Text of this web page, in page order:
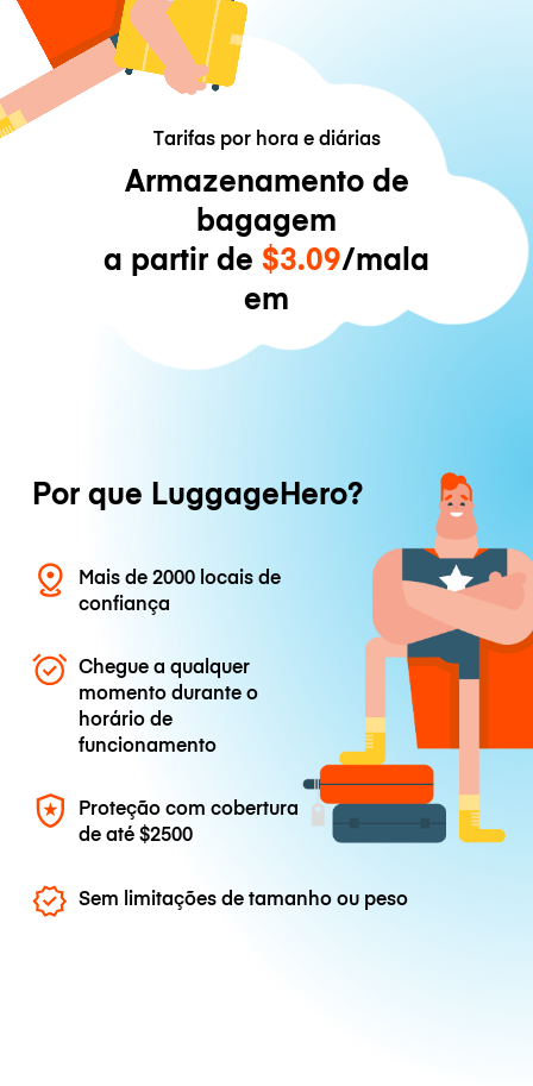
Tarifas por hora e diárias
Armazenamento de
bagagem
a partir de $3.09/mala
em
Por que LuggageHero?
Mais de 2000 locais de
confiança
Chegue a qualquer
momento durante o
horário de
funcionamento
Proteção com cobertura
de até$2500
Sem limitações de tamanho ou peso